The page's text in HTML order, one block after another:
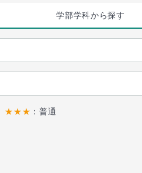
学部学科から探す
★★★ ：普通